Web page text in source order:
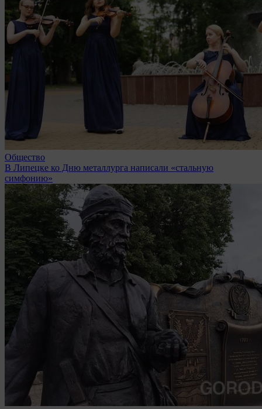
Общество
В Липецке ко Дню металлурга написали «стальную
симфонию»